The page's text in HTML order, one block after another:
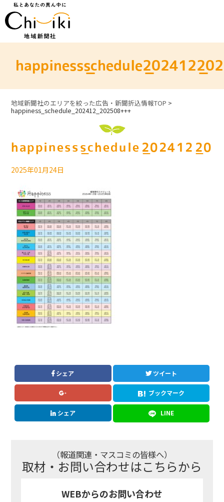
content
地域新聞社のエリアを絞った広告・新聞折込情報TOP >
happiness_schedule_202412_202508+++
2025年01月24日
シェア ツイート
ブックマーク
シェア LINE
（報道関連・マスコミの皆様へ）
取材・お問い合わせはこちらから
WEBからのお問い合わせ